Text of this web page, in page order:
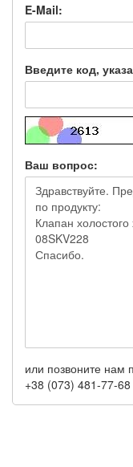
E-Mail:
Введите код,
Ваш вопрос:
или позвоните нам
+38 (073) 481-77-68